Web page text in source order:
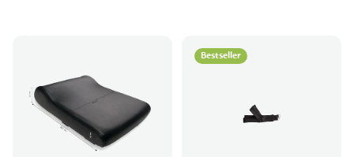
Bestseller